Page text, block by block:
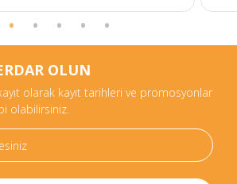
OLUN
olarak kayıt tarihleri ve promosyonlar
olabilirsiniz.